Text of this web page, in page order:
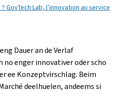
Lab, l’innovation au service
Dauer an de Verlaf
no enger innovativer oder scho
ee Konzeptvirschlag. Beim
deelhuelen, andeems si